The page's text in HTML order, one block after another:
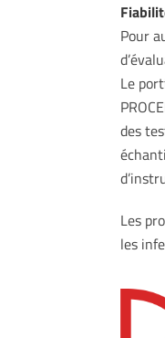
Pour
Le
des
Les
les